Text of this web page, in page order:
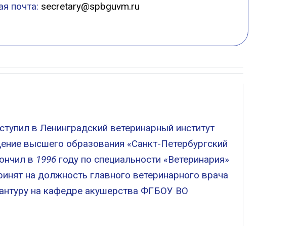
почта: secretary@spbguvm.ru
в Ленинградский ветеринарный институт
высшего образования «Санкт-Петербургский
в 1996 году по специальности «Ветеринария»
на должность главного ветеринарного врача
на кафедре акушерства ФГБОУ ВО